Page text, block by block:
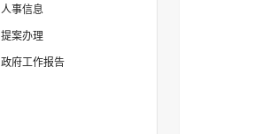
人事信息
提案办理
政府工作报告